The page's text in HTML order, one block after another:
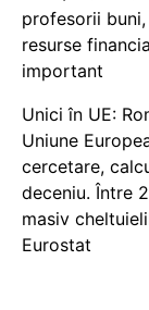
profesorii
resurse
important
Unici în UE:
Uniune
cercetare,
deceniu. Între
masiv
Eurostat